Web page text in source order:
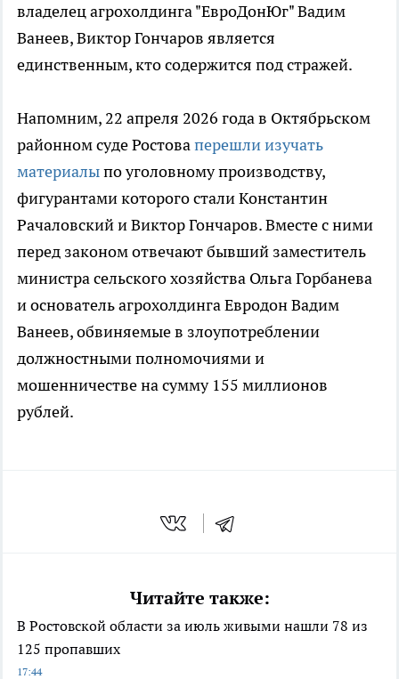
владелец агрохолдинга "ЕвроДонЮг" Вадим
Ванеев, Виктор Гончаров является
единственным, кто содержится под стражей.
Напомним, 22 апреля 2026 года в Октябрьском
районном суде Ростоваперешли изучать
материалыпо уголовному производству,
фигурантами которого стали Константин
Рачаловский и Виктор Гончаров. Вместе с ними
перед законом отвечают бывший заместитель
министра сельского хозяйства Ольга Горбанева
и основатель агрохолдинга Евродон Вадим
Ванеев, обвиняемые в злоупотреблении
должностными полномочиями и
мошенничестве на сумму 155 миллионов
рублей.
Читайте также:
В Ростовской области за июль живыми нашли 78 из
125 пропавших
17:44